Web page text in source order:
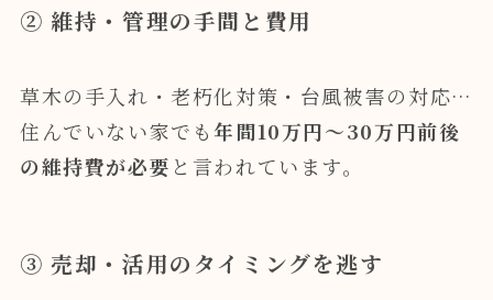
② 維持・管理の手間と費用
草木の手入れ・老朽化対策・台風被害の対応…
住んでいない家でも年間10万円〜30万円前後
の維持費が必要 と言われています。
③ 売却・活用のタイミングを逃す